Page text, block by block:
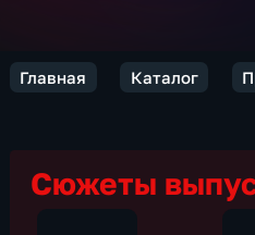
Главная Каталог
Сюжеты